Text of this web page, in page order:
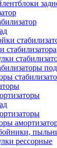
стабилизатора
рессорные